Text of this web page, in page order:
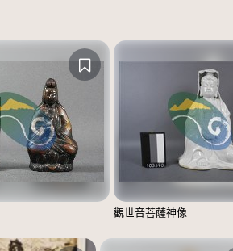
觀世音菩薩神像